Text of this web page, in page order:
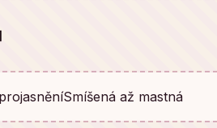
až mastná